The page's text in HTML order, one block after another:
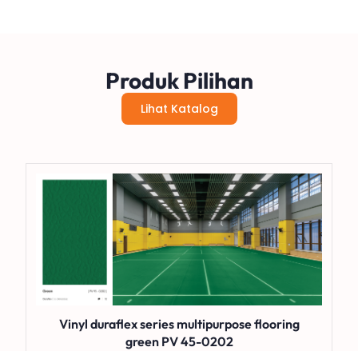
Produk Pilihan
Lihat Katalog
Vinyl duraflex series multipurpose flooring
green PV 45-0202